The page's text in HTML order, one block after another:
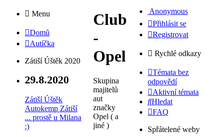
Menu
Domů
Autíčka
Zátiší Úštěk 2020
29.8.2020
Zátiší Úštěk
Autokemp Zátiší
... prostě u Milana
:)
Club
-
Opel
Skupina
majitelů
aut
značky
Opel ( a
jiné )
Anonymous
Přihlásit se
Registrovat
Rychlé odkazy
Témata bez
odpovědí
Aktivní témata
Hledat
FAQ
Spřátelené weby